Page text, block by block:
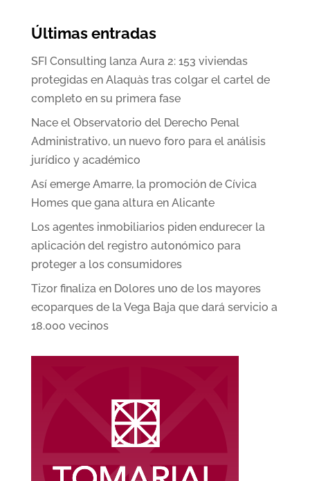
Últimas entradas
SFI Consulting lanza Aura 2: 153 viviendas
protegidas en Alaquàs tras colgar el cartel de
completo en su primera fase
Nace el Observatorio del Derecho Penal
Administrativo, un nuevo foro para el análisis
jurídico y académico
Así emerge Amarre, la promoción de Cívica
Homes que gana altura en Alicante
Los agentes inmobiliarios piden endurecer la
aplicación del registro autonómico para
proteger a los consumidores
Tizor finaliza en Dolores uno de los mayores
ecoparques de la Vega Baja que dará servicio a
18.000 vecinos